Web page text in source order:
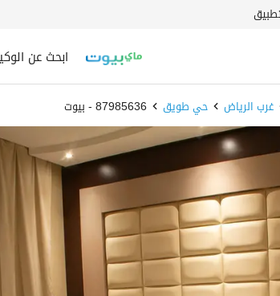
ابحث عن
غرب الرياض حي طويق 87985636 - بيوت